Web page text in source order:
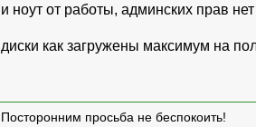
и ноут от работы, админских прав нет
диски как загружены максимум на
Посторонним просьба не беспокоить!